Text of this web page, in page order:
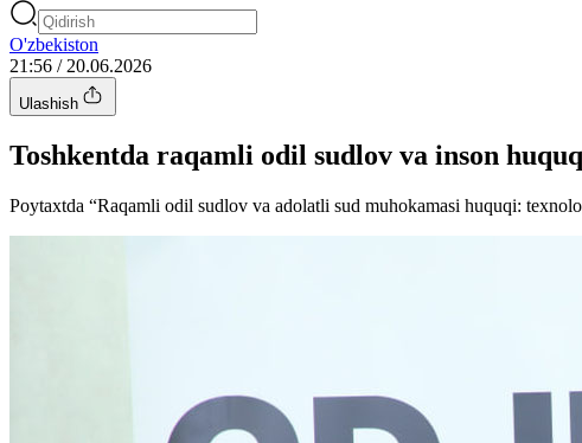
O'zbekiston
21:56 / 20.06.2026
Ulashish
Toshkentda raqamli odil sudlov va inson
Poytaxtda “Raqamli odil sudlov va adolatli sud muhokamasi huquqi: